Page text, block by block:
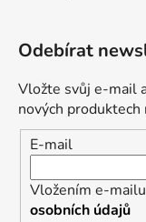
Odebírat
Vložte svůj e-mail
nových
E-mail
Vložením e-
osobních údajů